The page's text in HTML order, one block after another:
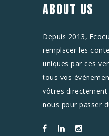
ABOUT US
Depuis 2013,
remplacer les
uniques par des
tous vos
vôtres directement
nous pour passer